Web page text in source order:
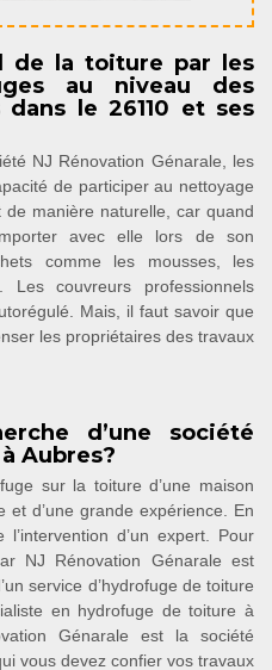
de la toiture par les
au niveau des
le 26110 et ses
NJ Rénovation Génarale, les
de participer au nettoyage
manière naturelle, car quand
avec elle lors de son
comme les mousses, les
couvreurs professionnels
Mais, il faut savoir que
les propriétaires des travaux
d’une société
Aubres?
sur la toiture d’une maison
et d’une grande expérience. En
d’un expert. Pour
NJ Rénovation Génarale est
service d’hydrofuge de toiture
en hydrofuge de toiture à
Génarale est la société
vous devez confier vos travaux